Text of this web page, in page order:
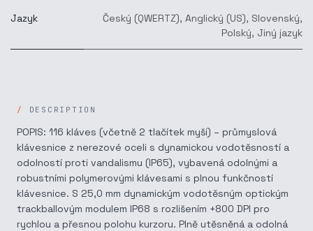
Jazyk Český (QWERTZ), Anglický (US), Slovenský,
Polský, Jiný jazyk
DESCRIPTION
POPIS: 116 kláves (včetně 2 tlačítek myši) – průmyslová
klávesnice z nerezové oceli s dynamickou vodotěsností a
odolností proti vandalismu (IP65), vybavená odolnými a
robustními polymerovými klávesami s plnou funkčností
klávesnice. S 25,0 mm dynamickým vodotěsným optickým
trackballovým modulem IP68 s rozlišením +800 DPI pro
rychlou a přesnou polohu kurzoru. Plně utěsněná a odolná